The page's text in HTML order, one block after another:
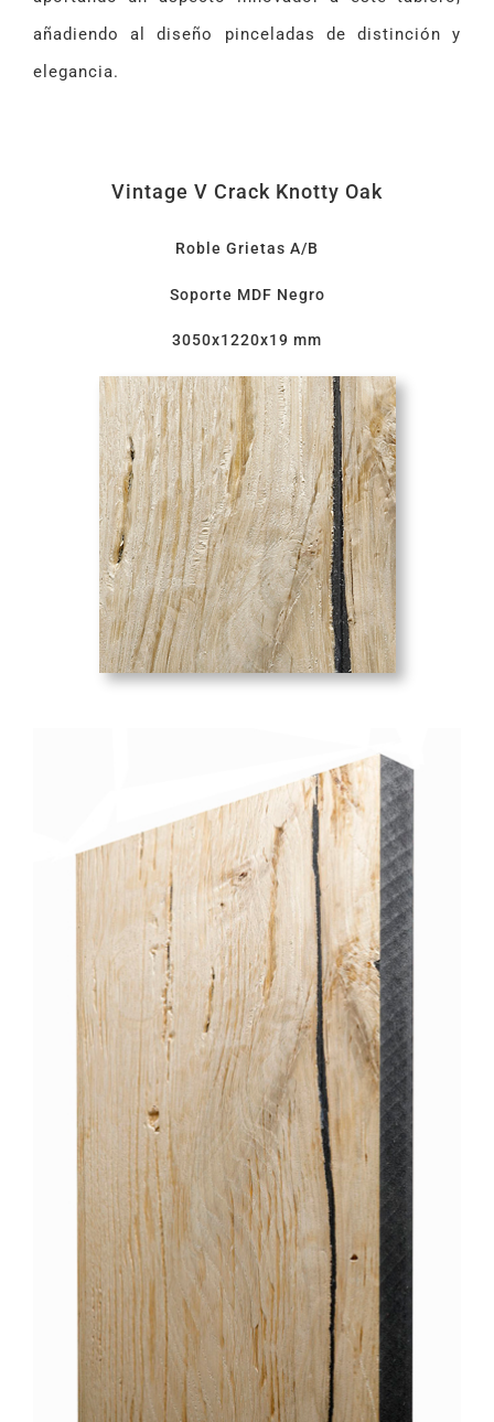
añadiendo al diseño pinceladas de distinción y
elegancia.
Vintage V Crack Knotty Oak
Roble Grietas A/B
Soporte MDF Negro
3050x1220x19 mm